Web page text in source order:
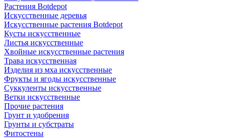
Растения Botdepot
Искусственные деревья
Искусственные растения Botdepot
Кусты искусственные
Листья искусственные
Хвойные искусственные растения
Трава искусственная
Изделия из мха искусственные
Фрукты и ягоды искусственные
Суккуленты искусственные
Ветки искусственные
Прочие растения
Грунт и удобрения
Грунты и субстраты
Фитостены